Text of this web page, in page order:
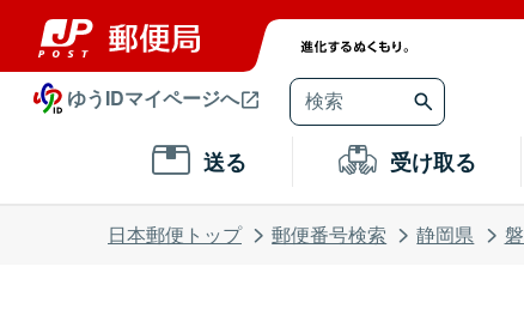
ゆうIDマイページへ
送る 受け取る
日本郵便トップ 郵便番号検索 静岡県